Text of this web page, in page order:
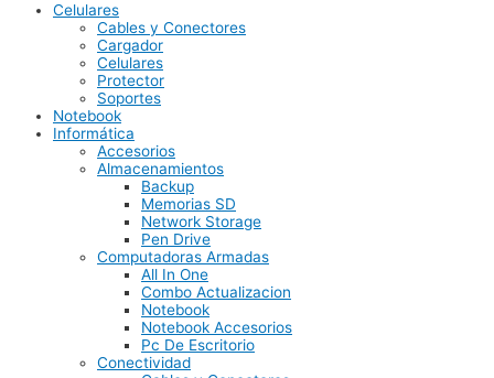
Celulares
Cables y Conectores
Cargador
Celulares
Protector
Soportes
Notebook
Informática
Accesorios
Almacenamientos
Backup
Memorias SD
Network Storage
Pen Drive
Computadoras Armadas
All In One
Combo Actualizacion
Notebook
Notebook Accesorios
Pc De Escritorio
Conectividad